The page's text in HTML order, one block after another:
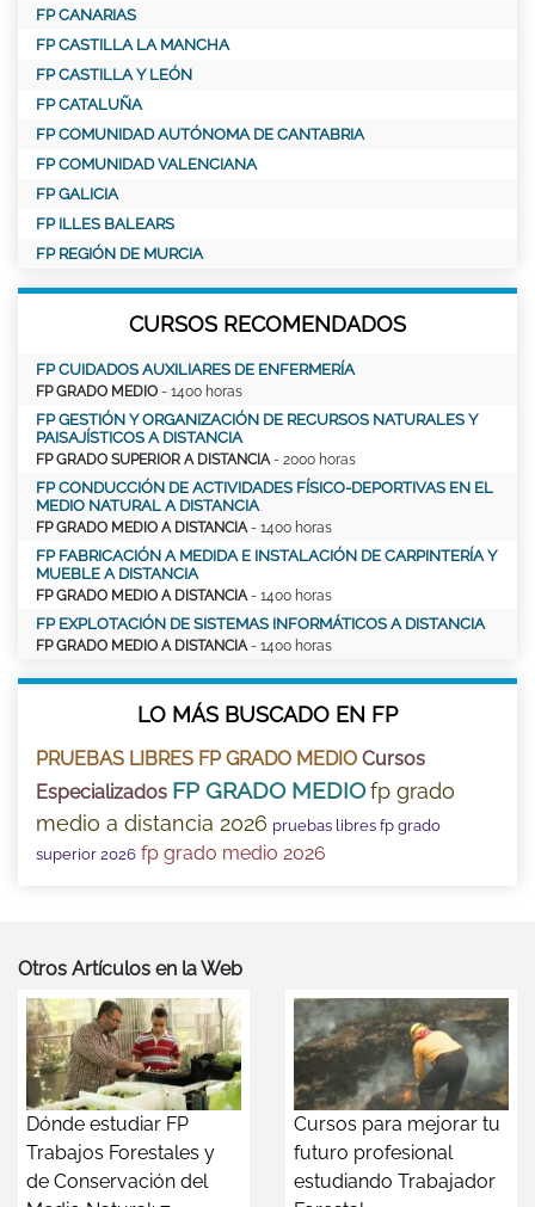
FP CANARIAS
FP CASTILLA LA MANCHA
FP CASTILLA Y LEÓN
FP CATALUÑA
FP COMUNIDAD AUTÓNOMA DE CANTABRIA
FP COMUNIDAD VALENCIANA
FP GALICIA
FP ILLES BALEARS
FP REGIÓN DE MURCIA
CURSOS RECOMENDADOS
FP CUIDADOS AUXILIARES DE ENFERMERÍA
FP GRADO MEDIO - 1400 horas
FP GESTIÓN Y ORGANIZACIÓN DE RECURSOS NATURALES Y
PAISAJÍSTICOS A DISTANCIA
FP GRADO SUPERIOR A DISTANCIA - 2000 horas
FP CONDUCCIÓN DE ACTIVIDADES FÍSICO-DEPORTIVAS EN EL
MEDIO NATURAL A DISTANCIA
FP GRADO MEDIO A DISTANCIA - 1400 horas
FP FABRICACIÓN A MEDIDA E INSTALACIÓN DE CARPINTERÍA Y
MUEBLE A DISTANCIA
FP GRADO MEDIO A DISTANCIA - 1400 horas
FP EXPLOTACIÓN DE SISTEMAS INFORMÁTICOS A DISTANCIA
FP GRADO MEDIO A DISTANCIA - 1400 horas
LO MÁS BUSCADO EN FP
PRUEBAS LIBRES FP GRADO MEDIO Cursos
Especializados FP GRADO MEDIOfp grado
medio a distancia 2026 pruebas libres fp grado
superior 2026 fp grado medio 2026
Otros Artículos en la Web
Dónde estudiar FP
Trabajos Forestales y
de Conservación del
Cursos para mejorar tu
futuro profesional
estudiando Trabajador